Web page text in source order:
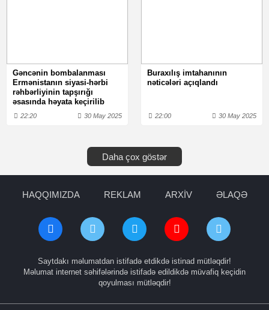
Gəncənin bombalanması
Ermənistanın siyasi-hərbi
rəhbərliyinin tapşırığı
əsasında həyata keçirilib
22:20 30 May 2025
Buraxılış imtahanının
nəticələri açıqlandı
22:00 30 May 2025
Daha çox göstər
HAQQIMIZDA REKLAM ARXİV ƏLAQƏ
Saytdakı məlumatdan istifadə etdikdə istinad mütləqdir!
Məlumat internet səhifələrində istifadə edildikdə müvafiq keçidin
qoyulması mütləqdir!